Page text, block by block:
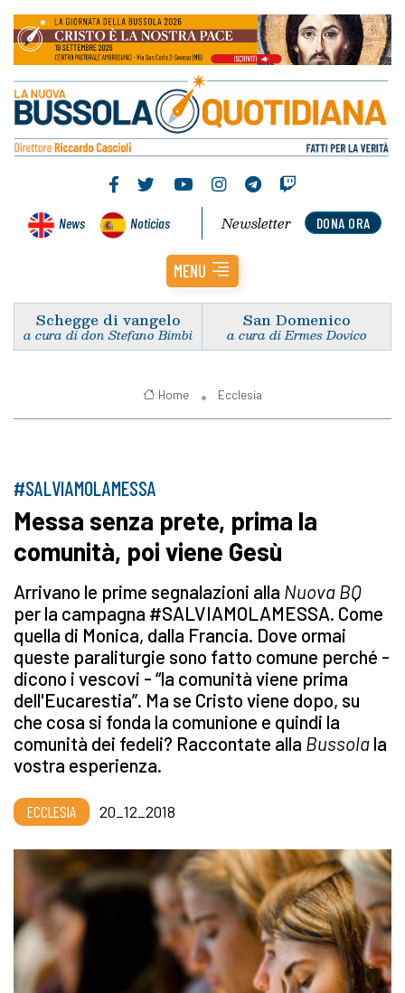
News Noticias DONA ORA
Newsletter
MENU
Schegge di vangelo
a cura di don Stefano Bimbi
San Domenico
a cura di Ermes Dovico
Home Ecclesia
#SALVIAMOLAMESSA
Messa senza prete, prima la
comunità, poi viene Gesù
Arrivano le prime segnalazioni alla Nuova BQ
per la campagna #SALVIAMOLAMESSA. Come
quella di Monica, dalla Francia. Dove ormai
queste paraliturgie sono fatto comune perché -
dicono i vescovi - “la comunità viene prima
dell'Eucarestia”. Ma se Cristo viene dopo, su
che cosa si fonda la comunione e quindi la
comunità dei fedeli? Raccontate alla Bussola la
vostra esperienza.
ECCLESIA 20_12_2018